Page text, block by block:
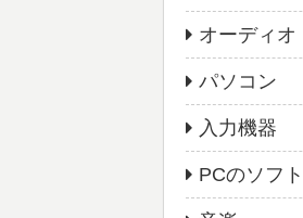
オーディオ
パソコン
入力機器
PCのソフト